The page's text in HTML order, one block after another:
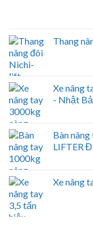
Thang
Xe nâng
- Nhật
Bàn
LIFTER
Xe nâng